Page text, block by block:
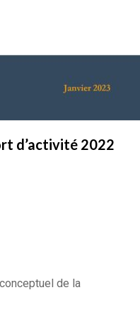
d’activité 2022
de la